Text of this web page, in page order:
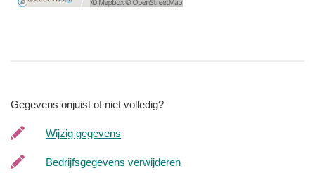
Gegevens onjuist of niet volledig?
Wijzig gegevens
Bedrijfsgegevens verwijderen